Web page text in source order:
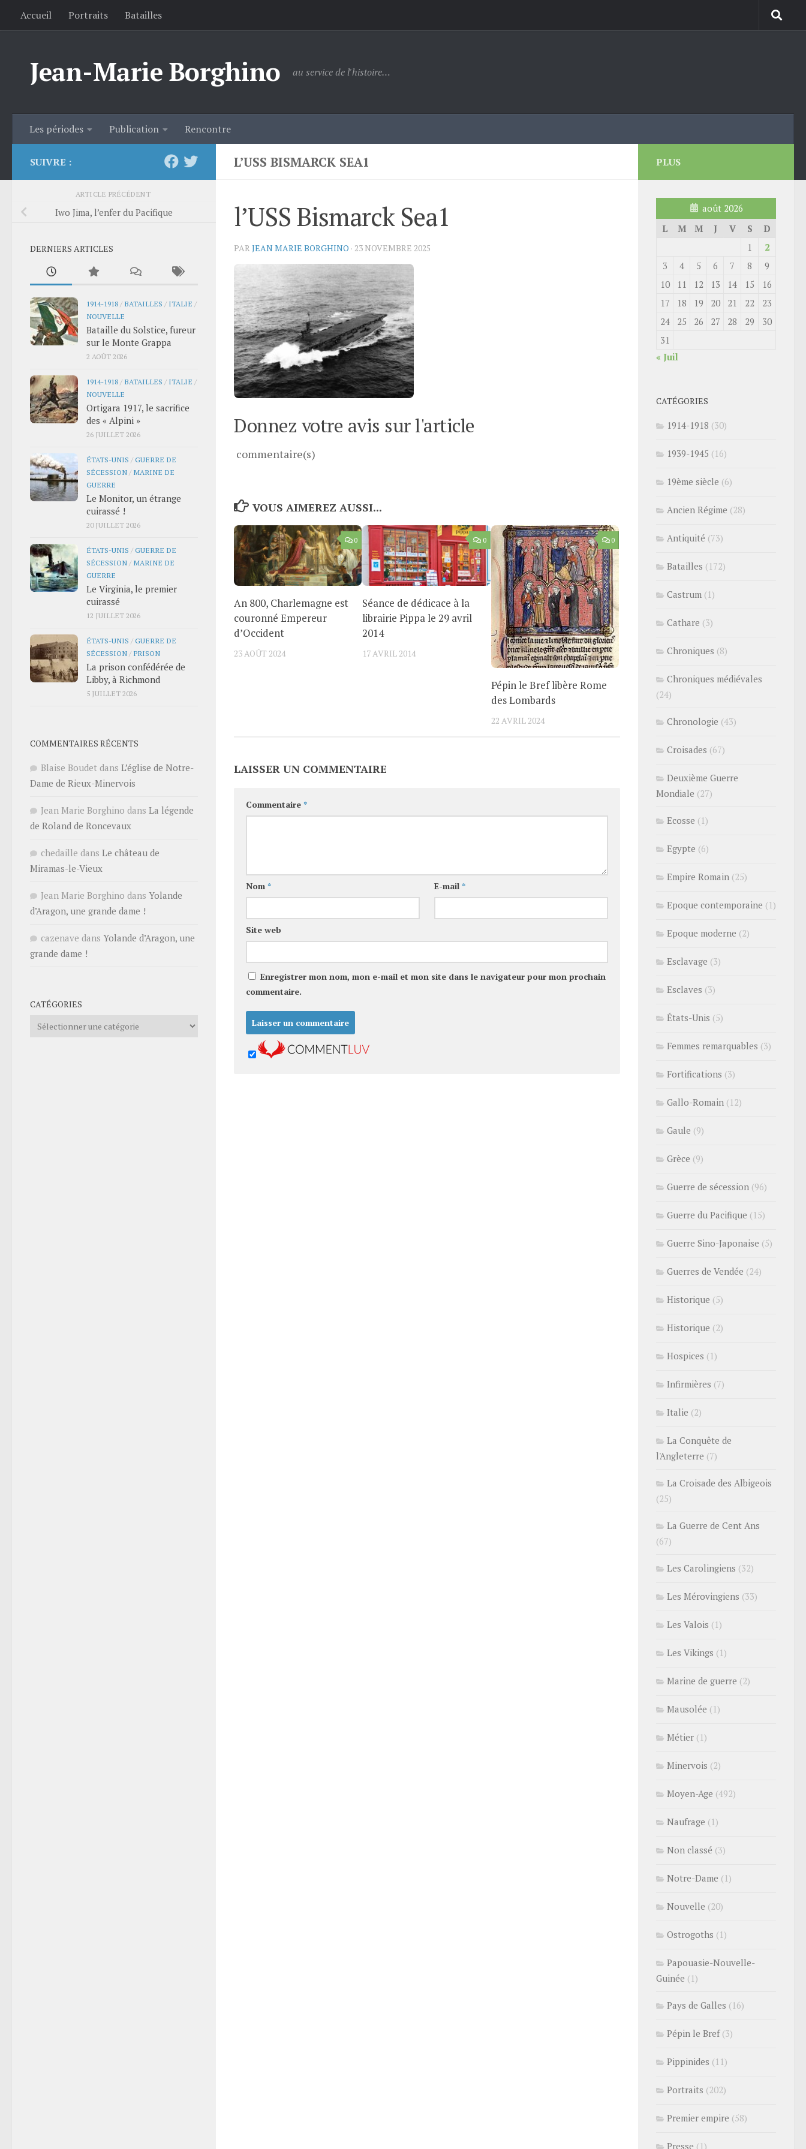
Skip to content
Accueil Portraits Batailles
Jean-Marie Borghino au service de l'histoire…
Les périodes Publication Rencontre
L’USS BISMARCK SEA1
l’USS Bismarck Sea1
PAR JEAN MARIE BORGHINO · 23 NOVEMBRE 2025
Donnez votre avis sur l'article
commentaire(s)
VOUS AIMEREZ AUSSI...
0
An 800, Charlemagne est
couronné Empereur
d’Occident
23 AOÛT 2024
0
Séance de dédicace à la
librairie Pippa le 29 avril
2014
17 AVRIL 2014
0
Pépin le Bref libère Rome
des Lombards
22 AVRIL 2024
LAISSER UN COMMENTAIRE
Commentaire *
Nom * E-mail *
Site web
Enregistrer mon nom, mon e-mail et mon site dans le navigateur pour mon prochain
commentaire.
SUIVRE :
ARTICLE PRÉCÉDENT
Iwo Jima, l’enfer du Pacifique
DERNIERS ARTICLES
1914-1918 / BATAILLES / ITALIE /
NOUVELLE
Bataille du Solstice, fureur
sur le Monte Grappa
2 AOÛT 2026
1914-1918 / BATAILLES / ITALIE /
NOUVELLE
Ortigara 1917, le sacrifice
des « Alpini »
26 JUILLET 2026
ÉTATS-UNIS /GUERRE DE
SÉCESSION / MARINE DE
GUERRE
Le Monitor, un étrange
cuirassé !
20 JUILLET 2026
ÉTATS-UNIS /GUERRE DE
SÉCESSION / MARINE DE
GUERRE
Le Virginia, le premier
cuirassé
12 JUILLET 2026
ÉTATS-UNIS /GUERRE DE
SÉCESSION / PRISON
La prison confédérée de
Libby, à Richmond
5 JUILLET 2026
COMMENTAIRES RÉCENTS
Blaise Boudet dans L’église de Notre-
Dame de Rieux-Minervois
Jean Marie Borghino dans La légende
de Roland de Roncevaux
chedaille dans Le château de
Miramas-le-Vieux
Jean Marie Borghino dans Yolande
d’Aragon, une grande dame !
cazenave dans Yolande d’Aragon, une
grande dame !
CATÉGORIES
Catégories
PLUS
août 2026
L
M M J V S
D
1
2
3
4 5 6 7 8
9
10
11 12 13 14 15
16
17
18 19 20 21 22
23
24
25 26 27 28 29
30
31
« Juil
CATÉGORIES
1914-1918 (30)
1939-1945 (16)
19ème siècle (6)
Ancien Régime (28)
Antiquité (73)
Batailles (172)
Castrum (1)
Cathare (3)
Chroniques (8)
Chroniques médiévales
(24)
Chronologie (43)
Croisades (67)
Deuxième Guerre
Mondiale (27)
Ecosse (1)
Egypte (6)
Empire Romain (25)
Epoque contemporaine (1)
Epoque moderne (2)
Esclavage (3)
Esclaves (3)
États-Unis (5)
Femmes remarquables (3)
Fortifications (3)
Gallo-Romain (12)
Gaule (9)
Grèce (9)
Guerre de sécession (96)
Guerre du Pacifique (15)
Guerre Sino-Japonaise (5)
Guerres de Vendée (24)
Historique (5)
Historique (2)
Hospices (1)
Infirmières (7)
Italie (2)
La Conquête de
l'Angleterre (7)
La Croisade des Albigeois
(25)
La Guerre de Cent Ans
(67)
Les Carolingiens (32)
Les Mérovingiens (33)
Les Valois (1)
Les Vikings (1)
Marine de guerre (2)
Mausolée (1)
Métier (1)
Minervois (2)
Moyen-Age (492)
Naufrage (1)
Non classé (3)
Notre-Dame (1)
Nouvelle (20)
Ostrogoths (1)
Papouasie-Nouvelle-
Guinée (1)
Pays de Galles (16)
Pépin le Bref(3)
Pippinides (11)
Portraits (202)
Premier empire (58)
Presse (1)